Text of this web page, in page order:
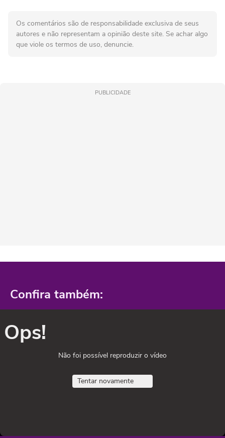
Os comentários são de responsabilidade exclusiva de seus
autores e não representam a opinião deste site. Se achar algo
que viole os termos de uso, denuncie.
PUBLICIDADE
Confira também:
Ops!
Não foi possível reproduzir o vídeo
Tentar novamente